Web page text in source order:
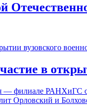
в
— филиале РАНХиГС
Орловский и